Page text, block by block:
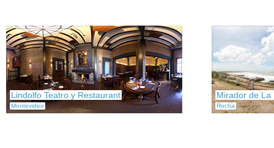
Lindolfo Teatro y Restaurant
Montevideo
Mirador de La
Rocha